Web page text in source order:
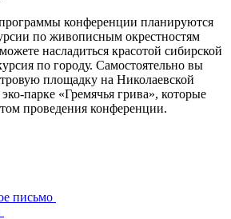
конференции планируются
по живописным окрестностям
насладиться красотой сибирской
по городу. Самостоятельно вы
площадку на Николаевской
парке «Гремячья грива», которые
проведения конференции.
письмо